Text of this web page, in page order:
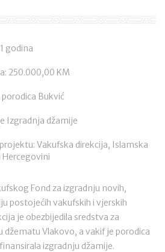
godina
250.000,00 KM
Bukvić
Izgradnja džamije
Vakufska direkcija, Islamska
Hercegovini
Fond za izgradnju novih,
postojećih vakufskih i vjerskih
je obezbijedila sredstva za
džematu Vlakovo, a vakif je porodica
izgradnju džamije.